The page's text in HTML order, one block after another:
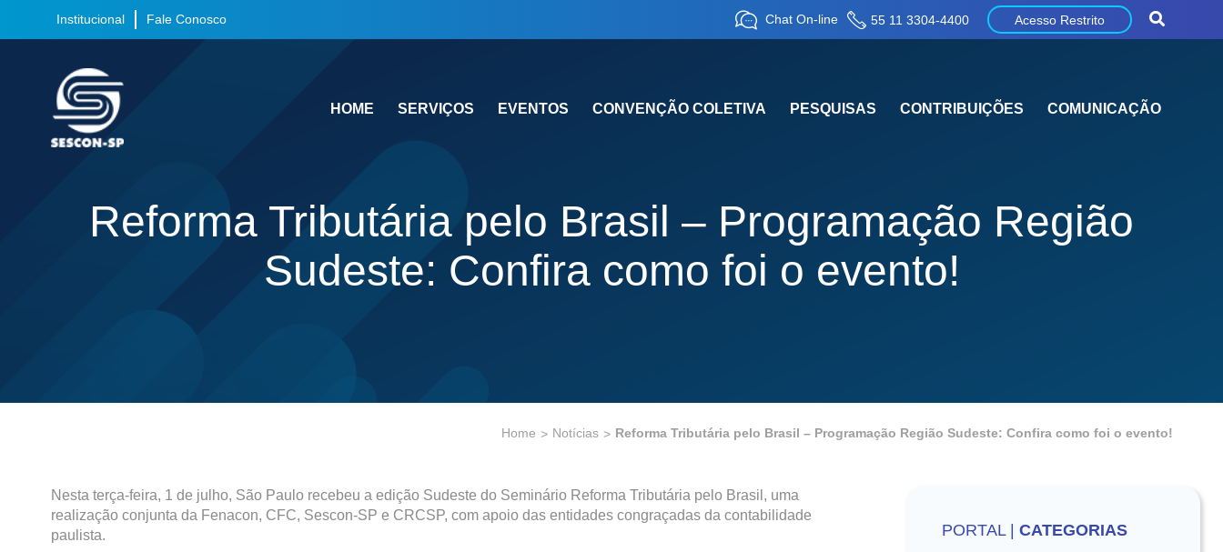
Institucional Fale Conosco Chat On-line 55 11 3304-4400 Acesso Restrito
HOME SERVIÇOS EVENTOS CONVENÇÃO COLETIVA PESQUISAS CONTRIBUIÇÕES COMUNICAÇÃO
Reforma Tributária pelo Brasil – Programação Região
Sudeste: Confira como foi o evento!
Home Notícias Reforma Tributária pelo Brasil – Programação Região Sudeste: Confira como foi o evento!
Nesta terça-feira, 1 de julho, São Paulo recebeu a edição Sudeste do Seminário Reforma Tributária pelo Brasil, uma
realização conjunta da Fenacon, CFC, Sescon-SP e CRCSP, com apoio das entidades congraçadas da contabilidade
paulista.
PORTAL |CATEGORIAS